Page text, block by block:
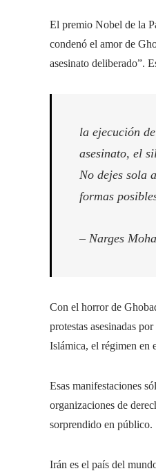
El premio Nobel de la
condenó el amor de
asesinato deliberado”.
la ejecución de
asesinato, el
No dejes sola
formas
– Narges
Con el horror de
protestas asesinadas
Islámica, el régimen en
Esas manifestaciones
organizaciones de
sorprendido en público.
Irán es el país del